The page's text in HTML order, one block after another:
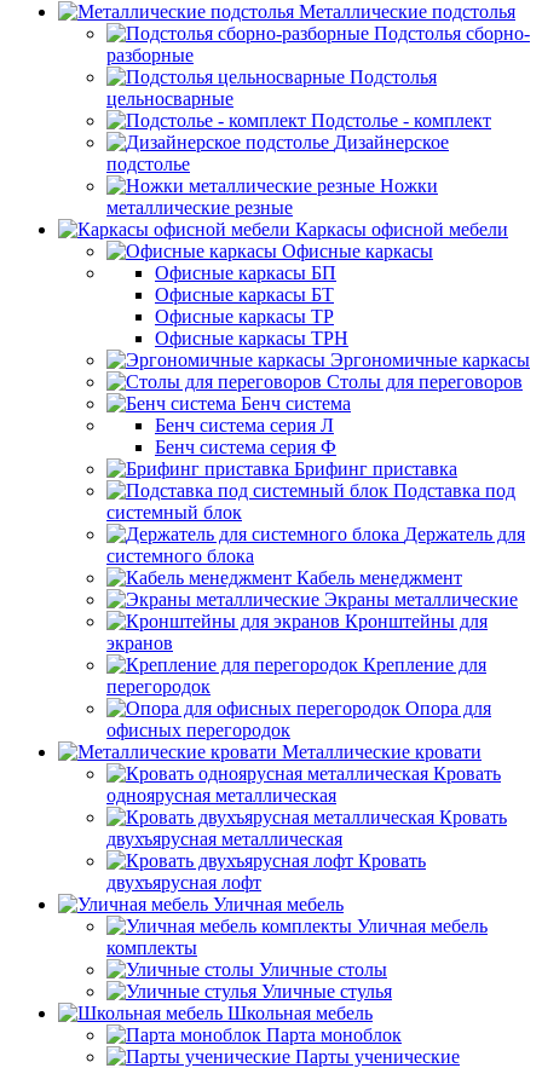
Металлические подстолья
Подстолья сборно-
разборные
Подстолья
цельносварные
Подстолье - комплект
Дизайнерское
подстолье
Ножки
металлические резные
Каркасы офисной мебели
Офисные каркасы
Офисные каркасы БП
Офисные каркасы БТ
Офисные каркасы ТР
Офисные каркасы ТРН
Эргономичные каркасы
Столы для переговоров
Бенч система
Бенч система серия Л
Бенч система серия Ф
Брифинг приставка
Подставка под
системный блок
Держатель для
системного блока
Кабель менеджмент
Экраны металлические
Кронштейны для
экранов
Крепление для
перегородок
Опора для
офисных перегородок
Металлические кровати
Кровать
одноярусная металлическая
Кровать
двухъярусная металлическая
Кровать
двухъярусная лофт
Уличная мебель
Уличная мебель
комплекты
Уличные столы
Уличные стулья
Школьная мебель
Парта моноблок
Парты ученические